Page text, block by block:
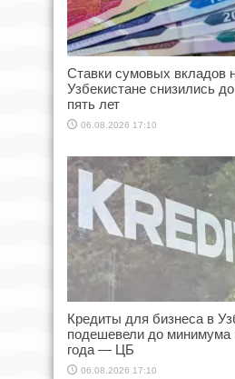
Ставки сумовых вкладов
Узбекистане снизились
пять лет
06.08.2026 17:10
Кредиты для бизнеса в
подешевели до минимума
года — ЦБ
06.08.2026 17:10